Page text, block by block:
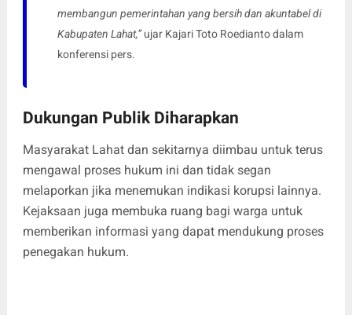
membangun pemerintahan yang bersih dan akuntabel di
Kabupaten Lahat,”ujar Kajari Toto Roedianto dalam
konferensi pers.
Dukungan Publik Diharapkan
Masyarakat Lahat dan sekitarnya diimbau untuk terus
mengawal proses hukum ini dan tidak segan
melaporkan jika menemukan indikasi korupsi lainnya.
Kejaksaan juga membuka ruang bagi warga untuk
memberikan informasi yang dapat mendukung proses
penegakan hukum.